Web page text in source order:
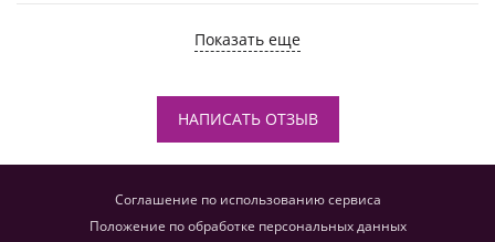
Показать еще
НАПИСАТЬ ОТЗЫВ
Соглашение по использованию сервиса
Положение по обработке персональных данных